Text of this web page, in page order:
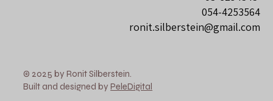
054-4253564
ronit.silberstein@gmail.com
© 2025 by Ronit Silberstein.
Built and designed by PeleDigital